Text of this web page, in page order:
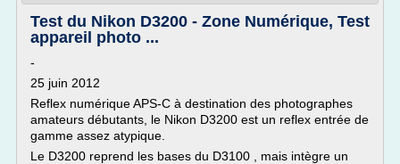
Test du Nikon D3200 - Zone Numérique, Test
appareil photo ...
-
25 juin 2012
Reflex numérique APS-C à destination des photographes
amateurs débutants, le Nikon D3200 est un reflex entrée de
gamme assez atypique.
Le D3200 reprend les bases du D3100 , mais intègre un